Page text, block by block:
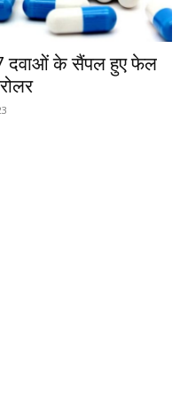
दवाओं के सैंपल हुए फेल